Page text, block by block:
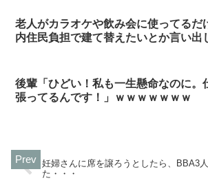
老人がカラオケや飲み会に使ってるだ
内住民負担で建て替えたいとか言い出
後輩「ひどい！私も一生懸命なのに。
張ってるんです！」ｗｗｗｗｗｗｗ
妊婦さんに席を譲ろうとしたら、BBA3
た・・・